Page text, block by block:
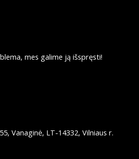
mes galime ją išspręsti!
Vanaginė, LT-14332, Vilniaus r.